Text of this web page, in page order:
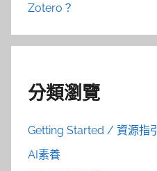
Zotero？
分類瀏覽
Getting Started / 資源指引
AI素養